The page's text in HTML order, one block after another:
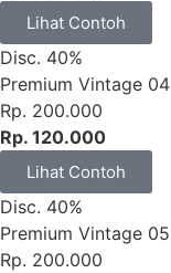
Lihat Contoh
Disc. 40%
Premium Vintage 04
Rp. 200.000
Rp. 120.000
Lihat Contoh
Disc. 40%
Premium Vintage 05
Rp. 200.000